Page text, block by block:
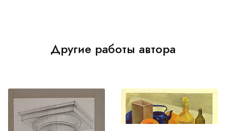
Другие работы автора